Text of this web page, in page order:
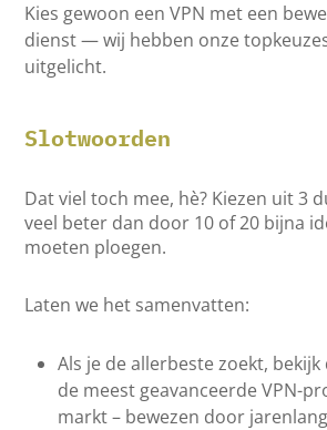
Kies gewoon een VPN met een
dienst — wij hebben onze
uitgelicht.
Slotwoorden
Dat viel toch mee, hè? Kiezen uit 3
veel beter dan door 10 of 20 bijna
moeten ploegen.
Laten we het samenvatten:
Als je de allerbeste zoekt, bekijk
de meest geavanceerde VPN-
markt – bewezen door